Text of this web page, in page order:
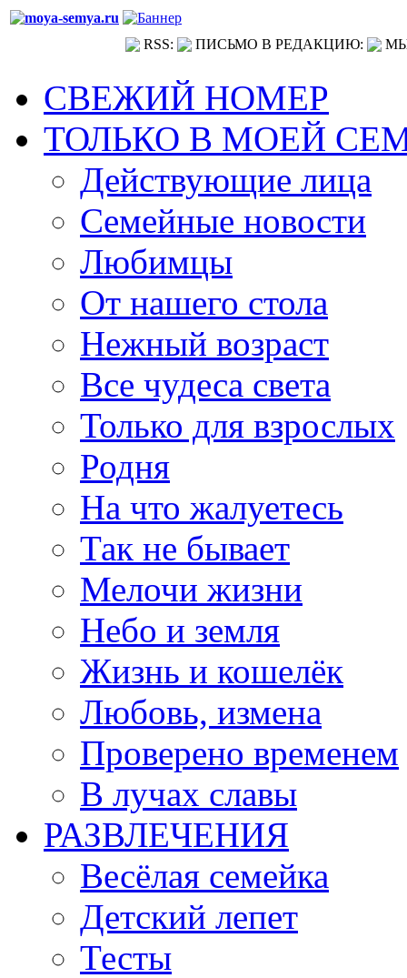
RSS: ПИСЬМО В РЕДАКЦИЮ:
СВЕЖИЙ НОМЕР
ТОЛЬКО В МОЕЙ
Действующие лица
Семейные новости
Любимцы
От нашего стола
Нежный возраст
Все чудеса света
Только для взрослых
Родня
На что жалуетесь
Так не бывает
Мелочи жизни
Небо и земля
Жизнь и кошелёк
Любовь, измена
Проверено временем
В лучах славы
РАЗВЛЕЧЕНИЯ
Весёлая семейка
Детский лепет
Тесты